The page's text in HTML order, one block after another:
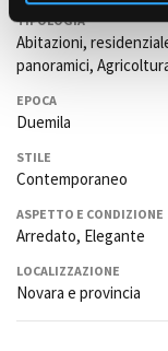
TIPOLOGIA
Abitazioni,
panoramici,
EPOCA
Duemila
STILE
Contemporaneo
ASPETTO E CONDIZIONE
Arredato, Elegante
LOCALIZZAZIONE
Novara e provincia